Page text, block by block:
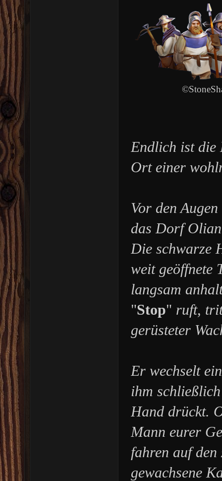
Endlich ist die
Ort einer
Vor den
das Dorf
Die schwarze
weit geöffnete
langsam
"Stop" ruft,
gerüsteter
Er wechselt
ihm
Hand drückt.
Mann eurer
fahren auf
gewachsene